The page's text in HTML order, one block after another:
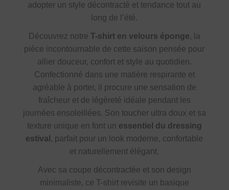
adopter un style décontracté et tendance tout au
long de l’été.
Découvrez notre T-shirt en velours éponge, la
pièce incontournable de cette saison pensée pour
allier douceur, confort et style au quotidien.
Confectionné dans une matière respirante et
agréable à porter, il procure une sensation de
fraîcheur et de légèreté idéale pendant les
journées ensoleillées. Son toucher ultra doux et sa
texture unique en font un essentiel du dressing
estival , parfait pour un look moderne, confortable
et naturellement élégant.
Avec sa coupe décontractée et son design
minimaliste, ce T-shirt revisite un basique